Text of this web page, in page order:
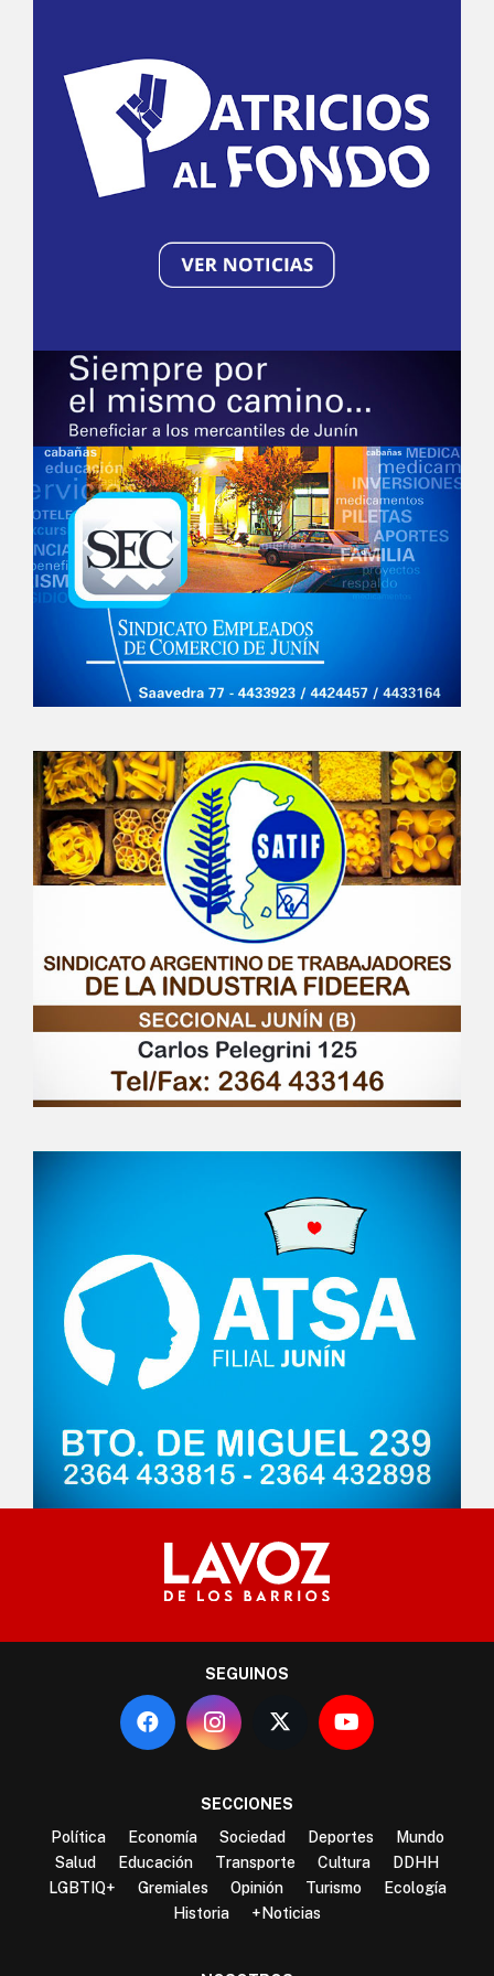
SEGUINOS
SECCIONES
Política
Economía Sociedad Deportes
Mundo
Salud
Educación Transporte Cultura
DDHH
LGBTIQ+
Gremiales Opinión Turismo
Ecología
Historia
+Noticias